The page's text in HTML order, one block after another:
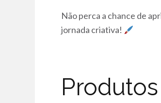
Não perca a chance de
jornada criativa!